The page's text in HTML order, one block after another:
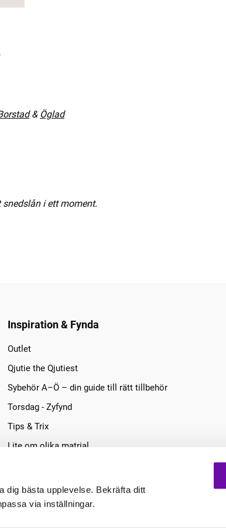
dig bästa upplevelse. Bekräfta ditt
via inställningar.
& Öglad
i ett moment.
Inspiration & Fynda
Outlet
Qjutie the Qjutiest
Sybehör A–Ö – din guide till rätt tillbehör
Torsdag - Zyfynd
Tips & Trix
Lite om olika matrial